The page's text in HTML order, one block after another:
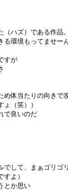
（ハズ）である作品
環境もってませー
すが
体当たりの向きで
（笑））
で良いのだ
して、まぁゴリゴ
よ）
とか思い